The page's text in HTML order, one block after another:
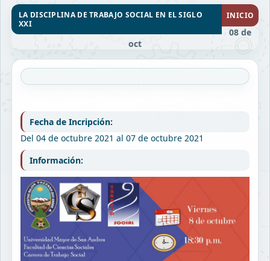
LA DISCIPLINA DE TRABAJO SOCIAL EN EL SIGLO
XXI
INICIO
08 de
oct
Fecha de Incripción:
Del 04 de octubre 2021 al 07 de octubre 2021
Información: